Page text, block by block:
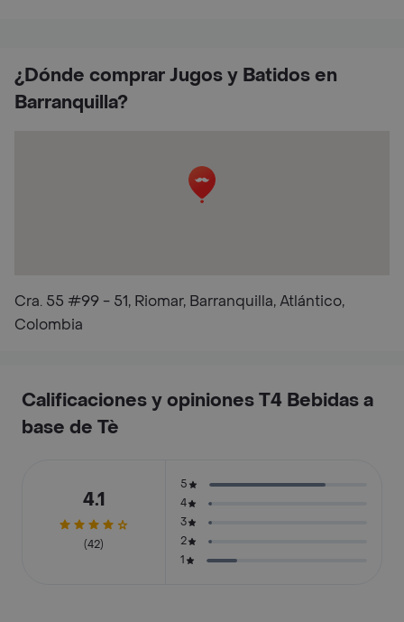
¿Dónde comprar Jugos y Batidos en
Barranquilla?
Cra. 55 #99 - 51, Riomar, Barranquilla, Atlántico,
Colombia
Calificaciones y opiniones T4 Bebidas a
base de Tè
4.1
(42)
5
4
3
2
1